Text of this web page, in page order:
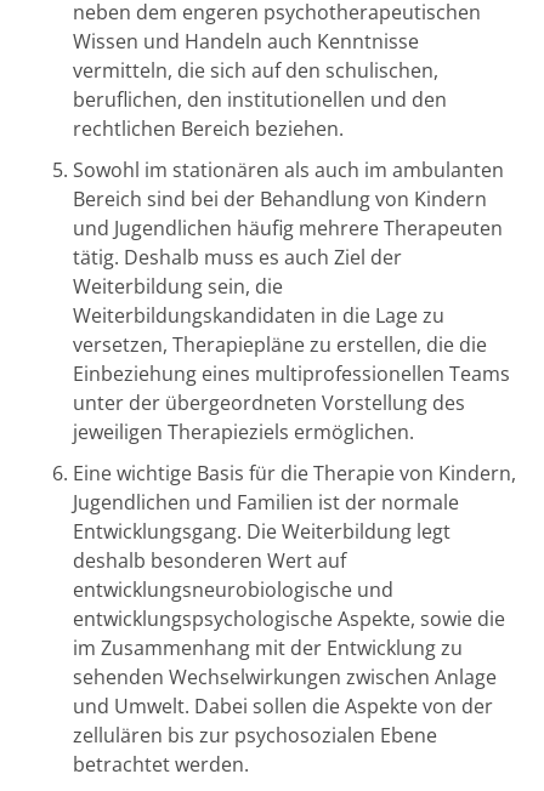
neben dem engeren psychotherapeutischen
Wissen und Handeln auch Kenntnisse
vermitteln, die sich auf den schulischen,
beruflichen, den institutionellen und den
rechtlichen Bereich beziehen.
Sowohl im stationären als auch im ambulanten
Bereich sind bei der Behandlung von Kindern
und Jugendlichen häufig mehrere Therapeuten
tätig. Deshalb muss es auch Ziel der
Weiterbildung sein, die
Weiterbildungskandidaten in die Lage zu
versetzen, Therapiepläne zu erstellen, die die
Einbeziehung eines multiprofessionellen Teams
unter der übergeordneten Vorstellung des
jeweiligen Therapieziels ermöglichen.
Eine wichtige Basis für die Therapie von Kindern,
Jugendlichen und Familien ist der normale
Entwicklungsgang. Die Weiterbildung legt
deshalb besonderen Wert auf
entwicklungsneurobiologische und
entwicklungspsychologische Aspekte, sowie die
im Zusammenhang mit der Entwicklung zu
sehenden Wechselwirkungen zwischen Anlage
und Umwelt. Dabei sollen die Aspekte von der
zellulären bis zur psychosozialen Ebene
betrachtet werden.